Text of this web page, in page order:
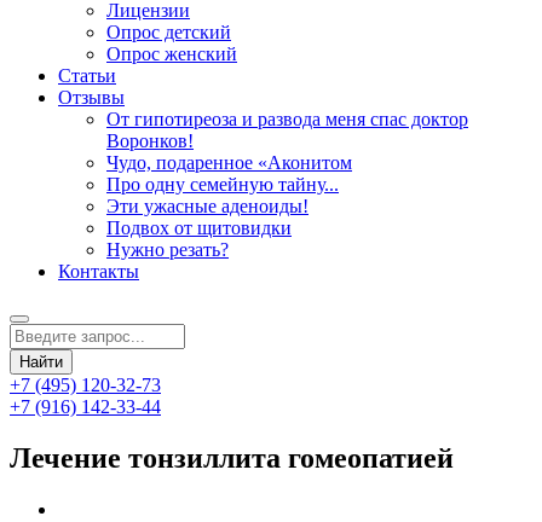
Лицензии
Опрос детский
Опрос женский
Статьи
Отзывы
От гипотиреоза и развода меня спас доктор
Воронков!
Чудо, подаренное «Аконитом
Про одну семейную тайну...
Эти ужасные аденоиды!
Подвох от щитовидки
Нужно резать?
Контакты
+7 (495) 120-32-73
+7 (916) 142-33-44
Лечение тонзиллита гомеопатией